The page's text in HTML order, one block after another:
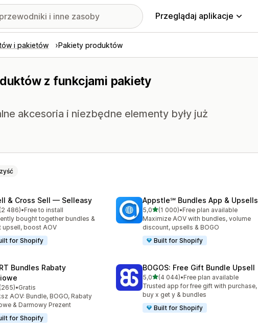
Przeglądaj aplikacje
i pakietów Pakiety produktów
z funkcjami pakiety
akcesoria i niezbędne elementy były już
& Cross Sell — Selleasy
5 gwiazdek
486)
liczba recenzji: 2486
•Free to install
bought together bundles &
upsell, boost AOV
for Shopify
Appstle℠ Bundles App & Upsells
5,0na 5 gwiazdek
(1 000)
Łączna liczba recenzji: 1000
•Free plan available
Maximize AOV with bundles, volume
discount, upsells & BOGO
Built for Shopify
Bundles Rabaty
5 gwiazdek
liczba recenzji: 265
•Gratis
AOV: Bundle, BOGO, Rabaty
& Darmowy Prezent
for Shopify
BOGOS: Free Gift Bundle Upsell
5,0na 5 gwiazdek
(4 044)
Łączna liczba recenzji: 4044
•Free plan available
Trusted app for free gift with purchase,
buy x get y & bundles
Built for Shopify